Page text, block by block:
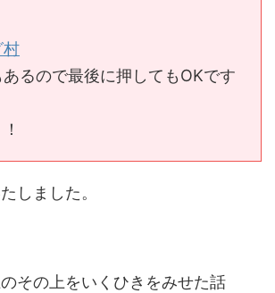
村
るので最後に押してもOKです
しました。
その上をいくひきをみせた話